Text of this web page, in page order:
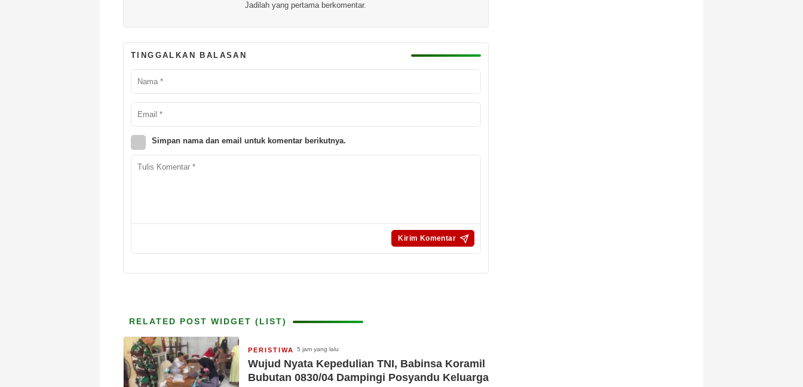
Jadilah yang pertama berkomentar.
TINGGALKAN BALASAN
Simpan nama dan email untuk komentar berikutnya.
RELATED POST WIDGET (LIST)
PERISTIWA 5 jam yang lalu
Wujud Nyata Kepedulian TNI, Babinsa Koramil
Bubutan 0830/04 Dampingi Posyandu Keluarga